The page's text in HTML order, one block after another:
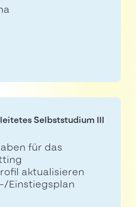
Selbststudium III
für das
aktualisieren
Einstiegsplan